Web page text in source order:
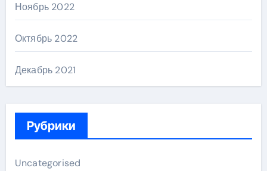
Ноябрь 2022
Октябрь 2022
Декабрь 2021
Рубрики
Uncategorised